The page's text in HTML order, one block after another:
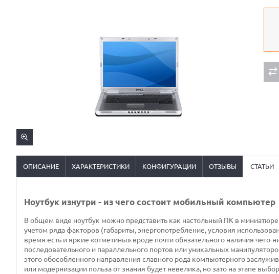
ОПИСАНИЕ ХАРАКТЕРИСТИКИ КОНФИГУРАЦИИ ОТЗЫВЫ СТАТЬИ
Ноутбук изнутри - из чего состоит мобильный компьютер
В общем виде ноутбук можно представить как настольный ПК в
учетом ряда факторов (габариты, энергопотребление, условия
время есть и яркие «отметины» вроде почти обязательного наличия чего-
последовательного и параллельного портов или уникальных
этого обособленного направления славного рода компьютерного
или модернизации польза от знания будет невелика, но зато на этапе